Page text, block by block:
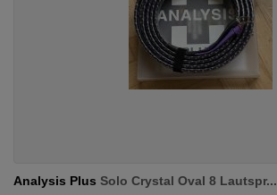
Analysis Plus Solo Crystal Oval 8 Lautspr...